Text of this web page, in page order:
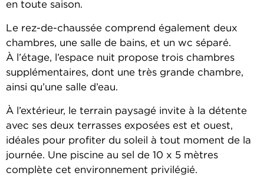
en toute saison.
Le rez-de-chaussée comprend également deux
chambres, une salle de bains, et un wc séparé.
À l’étage, l’espace nuit propose trois chambres
supplémentaires, dont une très grande chambre,
ainsi qu’une salle d’eau.
À l’extérieur, le terrain paysagé invite à la détente
avec ses deux terrasses exposées est et ouest,
idéales pour profiter du soleil à tout moment de la
journée. Une piscine au sel de 10 x 5 mètres
complète cet environnement privilégié.